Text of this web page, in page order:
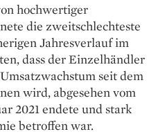
hochwertiger
die zweitschlechteste
Jahresverlauf im
dass der Einzelhändler
seit dem
wird, abgesehen vom
2021 endete und stark
betroffen war.